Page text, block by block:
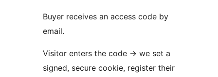
Buyer receives an access code by
email.
Visitor enters the code → we set a
signed, secure cookie, register their